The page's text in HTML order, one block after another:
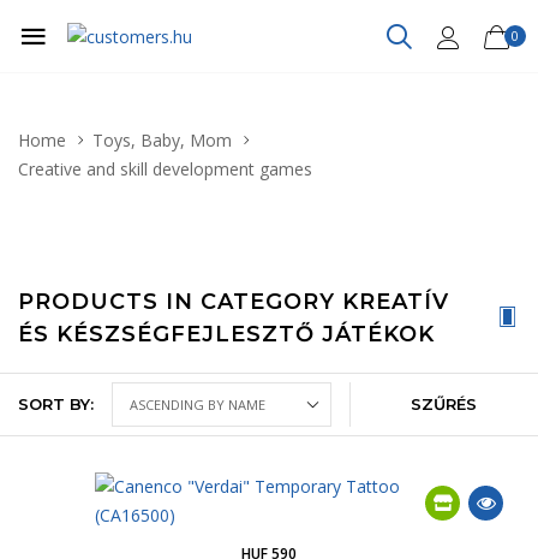
0
Home
Toys, Baby, Mom
Creative and skill development games
PRODUCTS IN CATEGORY KREATÍV
ÉS KÉSZSÉGFEJLESZTŐ JÁTÉKOK
SORT BY: SZŰRÉS
HUF 590